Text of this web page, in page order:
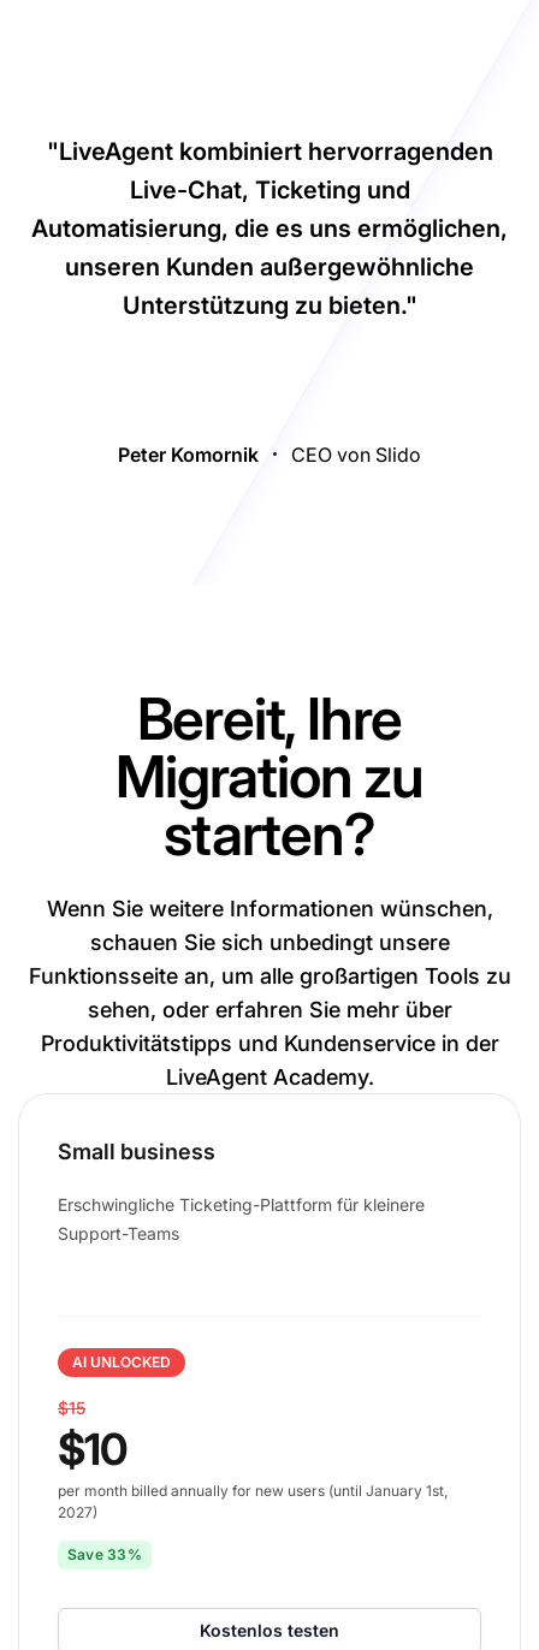
"LiveAgent kombiniert hervorragenden
Live-Chat, Ticketing und
Automatisierung, die es uns ermöglichen,
unseren Kunden außergewöhnliche
Unterstützung zu bieten."
Peter Komornik CEO von Slido
Bereit, Ihre
Migration zu
starten?
Wenn Sie weitere Informationen wünschen,
schauen Sie sich unbedingt unsere
Funktionsseite an, um alle großartigen Tools zu
sehen, oder erfahren Sie mehr über
Produktivitätstipps und Kundenservice in der
LiveAgent Academy.
Small business
Erschwingliche Ticketing-Plattform für kleinere
Support-Teams
AI UNLOCKED
$15
$10
per month billed annually for new users (until January 1st,
2027)
Save 33%
Kostenlos testen